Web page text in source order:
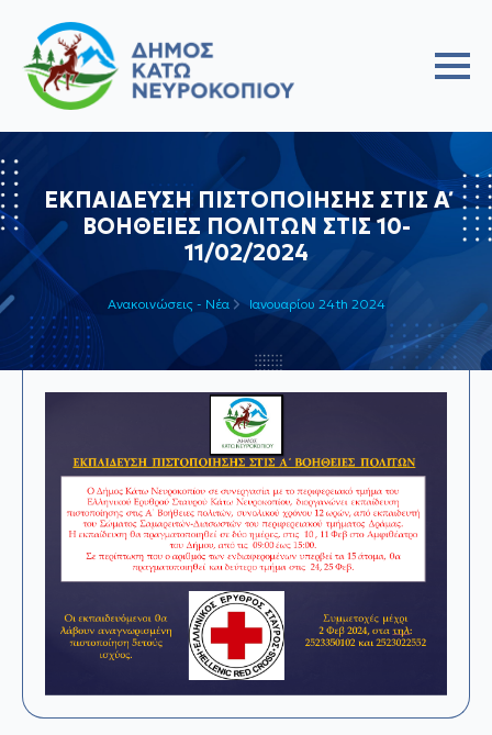
ΕΚΠΑΙΔΕΥΣΗ ΠΙΣΤΟΠΟΙΗΣΗΣ ΣΤΙΣ Α΄
ΒΟΗΘΕΙΕΣ ΠΟΛΙΤΩΝ ΣΤΙΣ 10-
11/02/2024
Ανακοινώσεις - Νέα Ιανουαρίου 24th 2024